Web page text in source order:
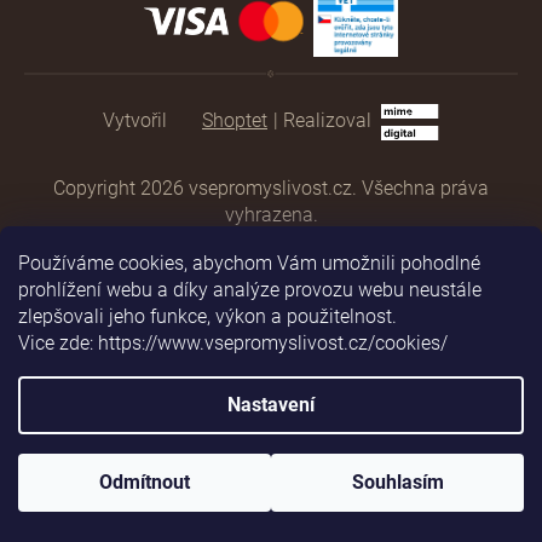
Používáme cookies, abychom Vám umožnili pohodlné
prohlížení webu a díky analýze provozu webu neustále
zlepšovali jeho funkce, výkon a použitelnost.
Vice zde: https://www.vsepromyslivost.cz/cookies/
Nastavení
Odmítnout Souhlasím
Shoptet | Realizoval
Copyright 2026 vsepromyslivost.cz . Všechna práva
vyhrazena.